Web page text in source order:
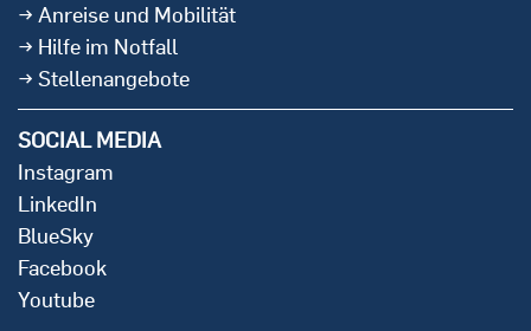
Anreise und Mobilität
Hilfe im Notfall
Stellenangebote
SOCIAL MEDIA
Instagram
LinkedIn
BlueSky
Facebook
Youtube